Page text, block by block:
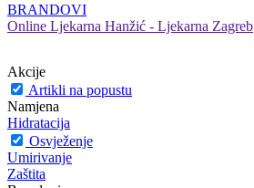
BRANDOVI
Online Ljekarna Hanžić - Ljekarna Zagreb
Akcije
Artikli na popustu
Namjena
Hidratacija
Osvježenje
Umirivanje
Zaštita